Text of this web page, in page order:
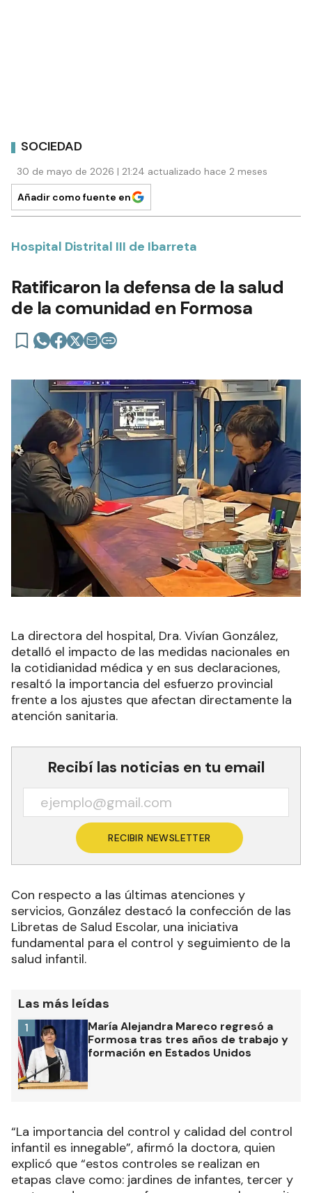
SOCIEDAD
30 de mayo de 2026 | 21:24 actualizado hace 2 meses
Añadir como fuente en
Hospital Distrital III de Ibarreta
Ratificaron la defensa de la salud
de la comunidad en Formosa
La directora del hospital, Dra. Vivían González,
detalló el impacto de las medidas nacionales en
la cotidianidad médica y en sus declaraciones,
resaltó la importancia del esfuerzo provincial
frente a los ajustes que afectan directamente la
atención sanitaria.
Recibí las noticias en tu email
RECIBIR NEWSLETTER
Con respecto a las últimas atenciones y
servicios, González destacó la confección de las
Libretas de Salud Escolar, una iniciativa
fundamental para el control y seguimiento de la
salud infantil.
Las más leídas
María Alejandra Mareco regresó a
Formosa tras tres años de trabajo y
formación en Estados Unidos
1
“La importancia del control y calidad del control
infantil es innegable”, afirmó la doctora, quien
explicó que “estos controles se realizan en
etapas clave como: jardines de infantes, tercer y